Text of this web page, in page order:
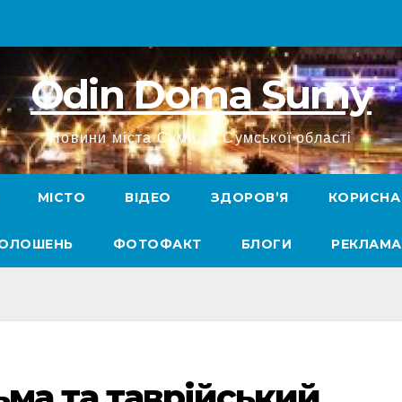
Odin Doma Sumy
Новини міста Суми та Сумської області
МІСТО ВІДЕО ЗДОРОВ’Я КОРИСНА
ФОТОФАКТ БЛОГИ РЕКЛАМА